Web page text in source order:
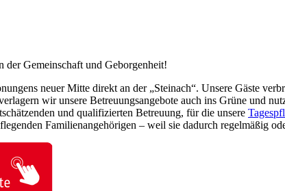
Gemeinschaft und Geborgenheit!
neuer Mitte direkt an der „Steinach“. Unsere Gäste
wir unsere Betreuungsangebote auch ins Grüne und
und qualifizierten Betreuung, für die unsere
Familienangehörigen – weil sie dadurch regelmäßig